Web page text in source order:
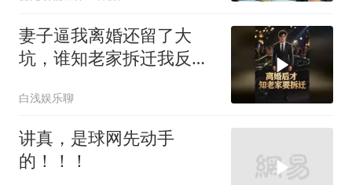
妻子逼我离婚还留了大
坑，谁知老家拆迁我反而
白浅娱乐聊
讲真，是球网先动手
的！！！